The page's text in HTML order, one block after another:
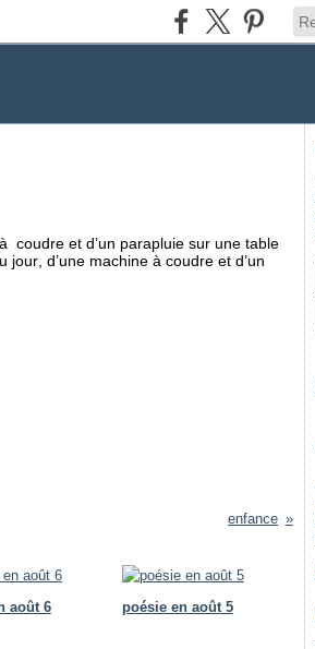
coudre et d’un parapluie sur une table
d’une machine à coudre et d’un
enfance
août 6 poésie en août 5